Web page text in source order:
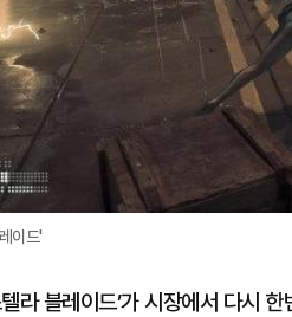
이드'
라 블레이드’가 시장에서 다시